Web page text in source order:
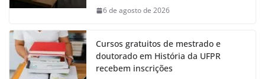
6 de agosto de 2026
Cursos gratuitos de mestrado e
doutorado em História da UFPR
recebem inscrições